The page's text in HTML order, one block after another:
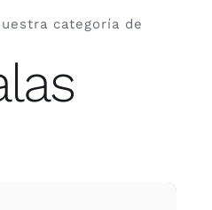
productos
nosotros
categoría de